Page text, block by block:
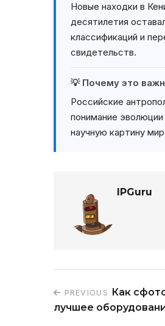
Новые находки в
десятилетия
классификаций и
свидетельств.
💡 Почему это
Российские
понимание
научную картину
IPGuru
PREVIOUS Как
лучшее